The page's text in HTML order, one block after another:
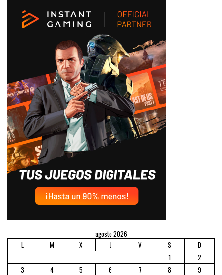
agosto 2026
L
M X J V S
D
1
2
3
4 5 6 7 8
9